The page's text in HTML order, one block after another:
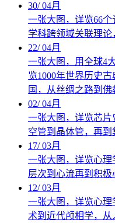
30/04月
一张大图，详览66
学科跨领域关联理
22/04月
一张大图，用全球4
览1000年世界历史
国，从丝绸之路到
02/04月
一张大图，详览芯
空管到晶体管，再
17/03月
一张大图，详览心
层次到心流再到积极
12/03月
一张大图，详览心理
术到近代颅相学，